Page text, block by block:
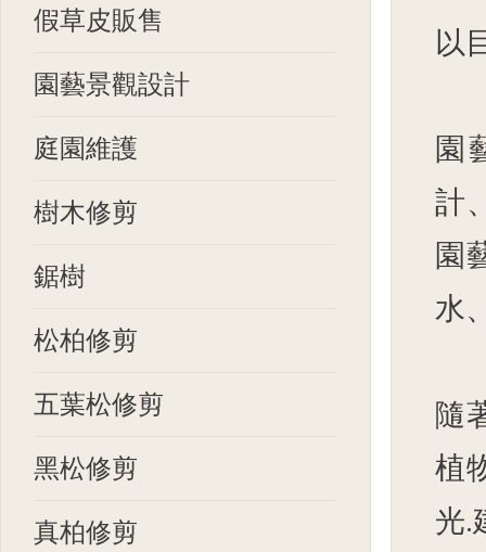
以
園
計
園
水
隨
植
光.
假草皮販售
園藝景觀設計
庭園維護
樹木修剪
鋸樹
松柏修剪
五葉松修剪
黑松修剪
真柏修剪